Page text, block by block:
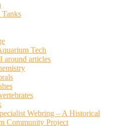
Tanks
Tech
around articles
Webring – A Historical
Community Project